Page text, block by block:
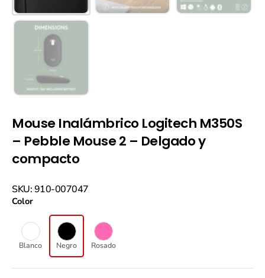
Mouse Inalámbrico Logitech M350S
– Pebble Mouse 2 – Delgado y
compacto
SKU: 910-007047
Color
Blanco Negro Rosado
Inalámbrico
Logitech
Pebble
Mouse